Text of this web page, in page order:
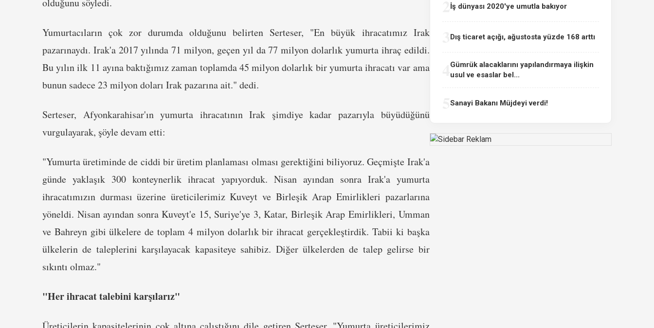
olduğunu söyledi.
Yumurtacıların çok zor durumda olduğunu belirten Serteser, "En büyük ihracatımız Irak
pazarınaydı. Irak'a 2017 yılında 71 milyon, geçen yıl da 77 milyon dolarlık yumurta ihraç edildi.
Bu yılın ilk 11 ayına baktığımız zaman toplamda 45 milyon dolarlık bir yumurta ihracatı var ama
bunun sadece 23 milyon doları Irak pazarına ait." dedi.
Serteser, Afyonkarahisar'ın yumurta ihracatının Irak şimdiye kadar pazarıyla büyüdüğünü
vurgulayarak, şöyle devam etti:
"Yumurta üretiminde de ciddi bir üretim planlaması olması gerektiğini biliyoruz. Geçmişte Irak'a
günde yaklaşık 300 konteynerlik ihracat yapıyorduk. Nisan ayından sonra Irak'a yumurta
ihracatımızın durması üzerine üreticilerimiz Kuveyt ve Birleşik Arap Emirlikleri pazarlarına
yöneldi. Nisan ayından sonra Kuveyt'e 15, Suriye'ye 3, Katar, Birleşik Arap Emirlikleri, Umman
ve Bahreyn gibi ülkelere de toplam 4 milyon dolarlık bir ihracat gerçekleştirdik. Tabii ki başka
ülkelerin de taleplerini karşılayacak kapasiteye sahibiz. Diğer ülkelerden de talep gelirse bir
sıkıntı olmaz."
"Her ihracat talebini karşılarız"
İş dünyası 2020'ye umutla bakıyor
Dış ticaret açığı, ağustosta yüzde 168 arttı
Gümrük alacaklarını yapılandırmaya ilişkin
usul ve esaslar bel...
Sanayi Bakanı Müjdeyi verdi!